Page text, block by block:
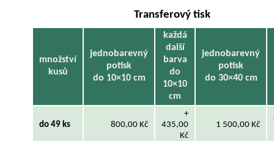
Transferový tisk
množství
kusů
jednobarevný
potisk
do 10×10 cm
každá
další
barva
do
10×10
cm
jednobarevný
potisk
do 30×40 cm
do 49 ks 800,00 Kč
+
435,00
Kč
1 500,00 Kč